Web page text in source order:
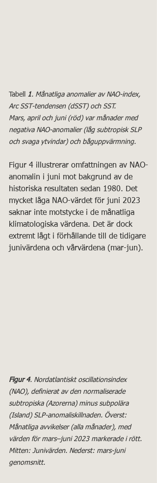
Tabell 1. Månatliga anomalier av NAO-index,
Arc SST-tendensen (dSST) och SST.
Mars, april och juni (röd) var månader med
negativa NAO-anomalier (låg subtropisk SLP
och svaga ytvindar) och båguppvärmning.
Figur 4 illustrerar omfattningen av NAO-
anomalin i juni mot bakgrund av de
historiska resultaten sedan 1980. Det
mycket låga NAO-värdet för juni 2023
saknar inte motstycke i de månatliga
klimatologiska värdena. Det är dock
extremt lågt i förhållande till de tidigare
junivärdena och vårvärdena (mar-jun).
Figur 4. Nordatlantiskt oscillationsindex
(NAO), definierat av den normaliserade
subtropiska (Azorerna) minus subpolära
(Island) SLP-anomaliskillnaden. Överst:
Månatliga avvikelser (alla månader), med
värden för mars–juni 2023 markerade i rött.
Mitten: Junivärden. Nederst: mars-juni
genomsnitt.